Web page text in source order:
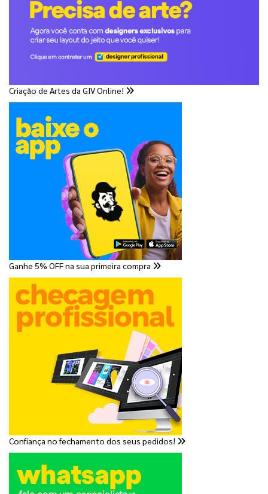
Criação de Artes da GIV Online!
Ganhe 5% OFF na sua primeira compra
Confiança no fechamento dos seus pedidos!